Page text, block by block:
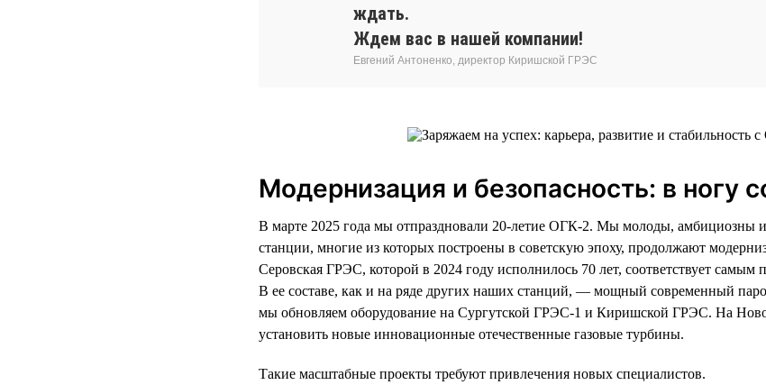
ждать.
Ждем вас в нашей компании!
Евгений Антоненко, директор Киришской ГРЭС
Модернизация и безопасность: в ногу
В марте 2025 года мы отпраздновали 20-летие ОГК-2. Мы молоды, амбициозны
станции, многие из которых построены в советскую эпоху, продолжают
Серовская ГРЭС, которой в 2024 году исполнилось 70 лет, соответствует самым
В ее составе, как и на ряде других наших станций, — мощный современный
мы обновляем оборудование на Сургутской ГРЭС-1 и Киришской ГРЭС. На
установить новые инновационные отечественные газовые турбины.
Такие масштабные проекты требуют привлечения новых специалистов.